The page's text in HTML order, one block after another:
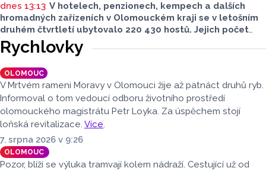
dnes 13:13 V hotelech, penzionech, kempech a dalších
hromadných zařízeních v Olomouckém kraji se v letošním
druhém čtvrtletí ubytovalo 220 430 hostů. Jejich počet
meziročně klesl o 1,2 procenta. Podle statistik však
přibylo ubytovaných cizinců, kterých bylo 45 548,
meziročně o 9,1 procenta více. Naopak domácích hostů
v regionu ubylo, kraj v tomto období navštívilo 174 882
turistů, což bylo meziročně o 3,6 procenta méně. Celkový
počet přenocování v kraji klesl o 4,7 procenta. Údaje
dnes zveřejnil Český statistický úřad (ČSÚ).
Rychlovky
OLOMOUC
V Mrtvém rameni Moravy v Olomouci žije až patnáct druhů ryb.
Informoval o tom vedoucí odboru životního prostředí
olomouckého magistrátu Petr Loyka. Za úspěchem stojí
loňská revitalizace. Více.
7. srpna 2026 v 9:26
OLOMOUC
Pozor, blíží se výluka tramvají kolem nádraží. Cestující už od